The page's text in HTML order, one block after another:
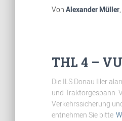
Von Alexander Müller
THL 4 –
Die ILS Donau Iller
und Traktorgespann.
Verkehrssicherung
entnehmen Sie bitte